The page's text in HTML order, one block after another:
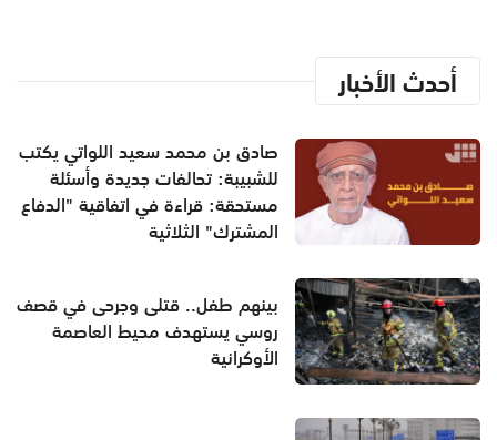
أحدث الأخبار
صادق بن محمد سعيد اللواتي يكتب
للشبيبة: تحالفات جديدة وأسئلة
مستحقة: قراءة في اتفاقية "الدفاع
المشترك" الثلاثية
بينهم طفل.. قتلى وجرحى في قصف
روسي يستهدف محيط العاصمة
الأوكرانية